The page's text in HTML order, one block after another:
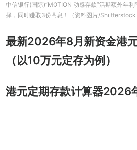
中信银行(国际)“MOTION 动感存款”活期额外年
择，同时赚取3份高息！（资料图片/Shutterstock
最新2026年8月新资金港
（以10万元定存为例）
港元定期存款计算器2026